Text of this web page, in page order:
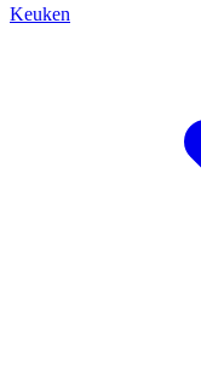
Keuken